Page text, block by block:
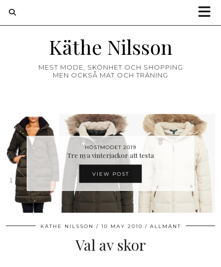
Käthe Nilsson
MEST MODE, SKÖNHET OCH SHOPPING
MEN OCKSÅ MAT OCH TRÄNING
HÖSTMODET 2019
Tre nya vinterjackor att testa
VIEW POST
HÖSTMODET 2019
Test av jackor från Barbour
VIEW POST
KÄTHE NILSSON 10 MAY 2010 ALLMÄNT
Val av skor